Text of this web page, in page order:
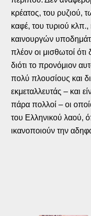
κρέατος, του ρυζιού,
καφέ, του τυριού
καινουργών
πλέον οι μισθωτοί
διότι το προνόμιον
πολύ πλουσίους και
εκμεταλλευτάς – και
πάρα πολλοί – οι
του Ελληνικού λαού,
ικανοποιούν την